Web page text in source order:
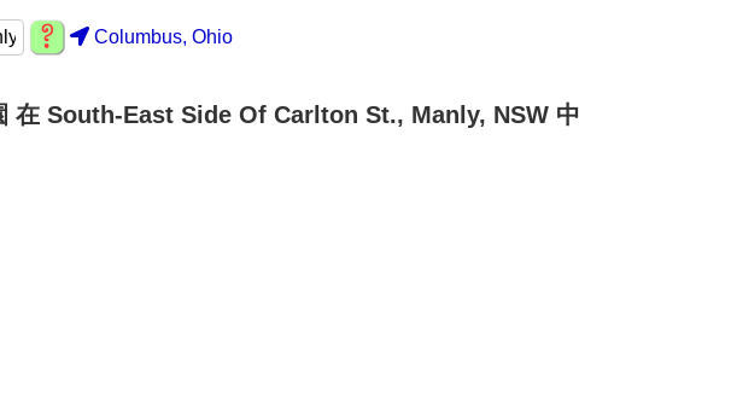
Columbus, Ohio
在 South-East Side Of Carlton St., Manly, NSW 中